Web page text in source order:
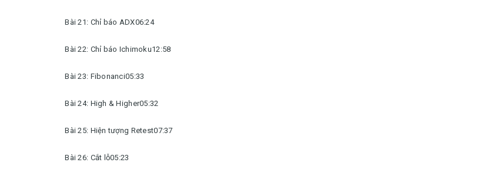
Bài 21: Chỉ báo ADX06:24
Bài 22: Chỉ báo Ichimoku12:58
Bài 23: Fibonanci05:33
Bài 24: High & Higher05:32
Bài 25: Hiện tượng Retest07:37
Bài 26: Cắt lỗ05:23